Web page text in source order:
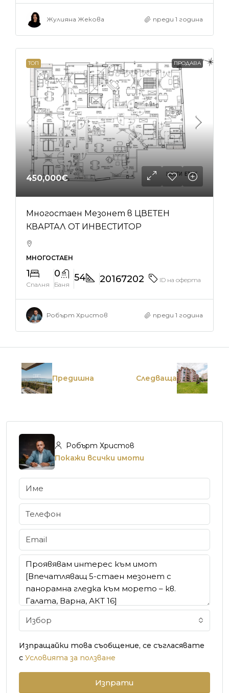
Жулияна Жекова преди 1 година
ТОП ПРОДАВА
450,000€
Многостаен Мезонет в ЦВЕТЕН
КВАРТАЛ ОТ ИНВЕСТИТОР
МНОГОСТАЕН
1
Спалня
0
Баня
54 20167202 ID на оферта
Робърт Христов преди 1 година
Предишна Следваща
Робърт Христов
Покажи всички имоти
Избор
Изпращайки това съобщение, се съгласявате
с Условията за ползване
Изпрати